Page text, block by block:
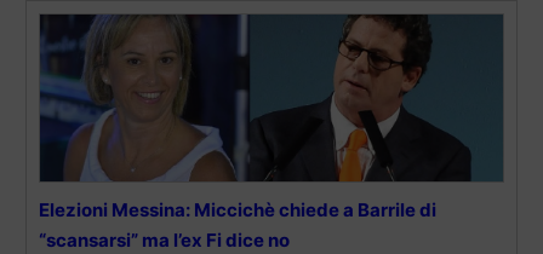
Elezioni Messina: Miccichè chiede a Barrile di
“scansarsi” ma l’ex Fi dice no